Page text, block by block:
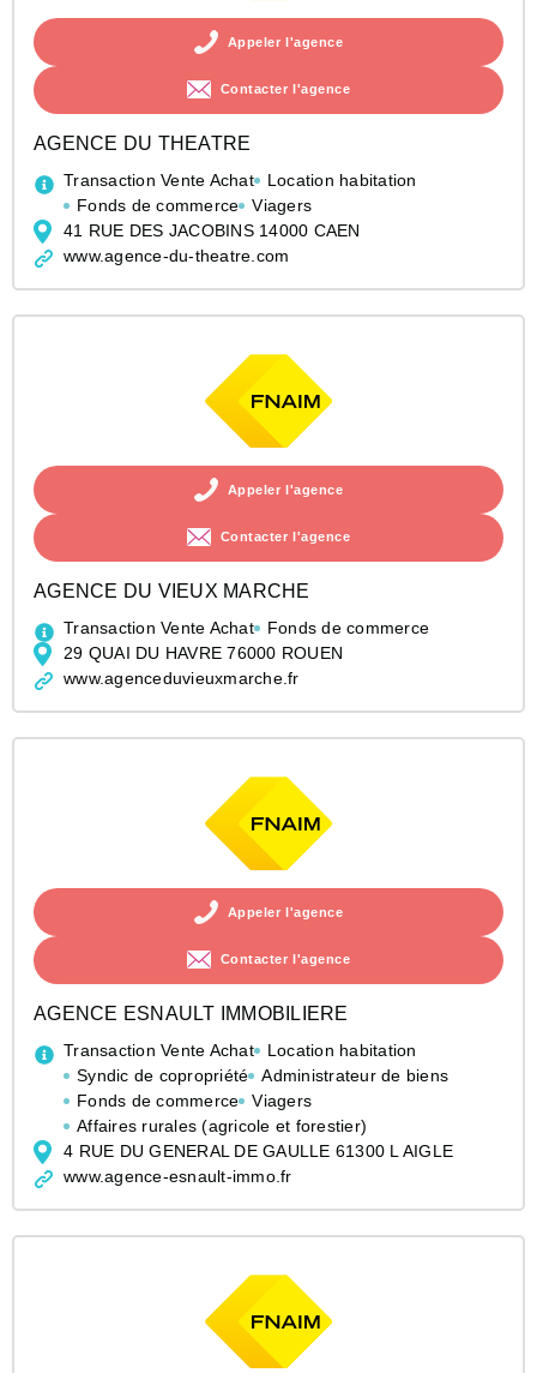
Appeler l'agence
Contacter l'agence
AGENCE DU THEATRE
Transaction Vente Achat
Location habitation
Fonds de commerce
Viagers
41 RUE DES JACOBINS 14000 CAEN
www.agence-du-theatre.com
Appeler l'agence
Contacter l'agence
AGENCE DU VIEUX MARCHE
Transaction Vente Achat
Fonds de commerce
29 QUAI DU HAVRE 76000 ROUEN
www.agenceduvieuxmarche.fr
Appeler l'agence
Contacter l'agence
AGENCE ESNAULT IMMOBILIERE
Transaction Vente Achat
Location habitation
Syndic de copropriété
Administrateur de biens
Fonds de commerce
Viagers
Affaires rurales (agricole et forestier)
4 RUE DU GENERAL DE GAULLE 61300 L AIGLE
www.agence-esnault-immo.fr